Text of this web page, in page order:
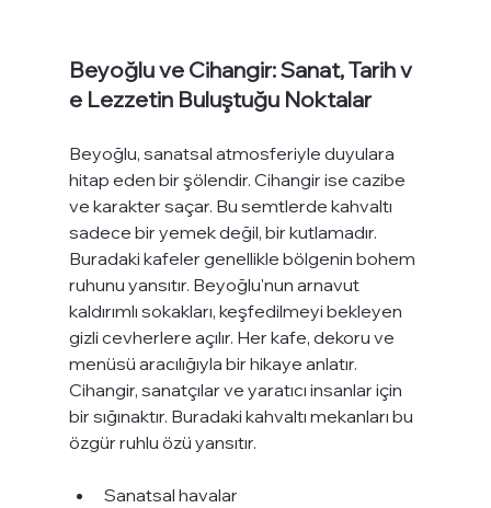
Beyoğlu ve Cihangir: Sanat, Tarih v
e Lezzetin Buluştuğu Noktalar
Beyoğlu, sanatsal atmosferiyle duyulara
hitap eden bir şölendir. Cihangir ise cazibe
ve karakter saçar. Bu semtlerde kahvaltı
sadece bir yemek değil, bir kutlamadır.
Buradaki kafeler genellikle bölgenin bohem
ruhunu yansıtır. Beyoğlu'nun arnavut
kaldırımlı sokakları, keşfedilmeyi bekleyen
gizli cevherlere açılır. Her kafe, dekoru ve
menüsü aracılığıyla bir hikaye anlatır.
Cihangir, sanatçılar ve yaratıcı insanlar için
bir sığınaktır. Buradaki kahvaltı mekanları bu
özgür ruhlu özü yansıtır.
Sanatsal havalar